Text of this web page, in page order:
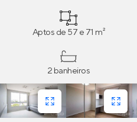
Aptos de 57 e 71 m²
2 banheiros